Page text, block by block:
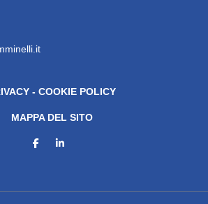
- COOKIE POLICY
MAPPA DEL SITO